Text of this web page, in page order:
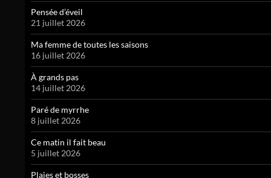
Pensée d’éveil
21 juillet 2026
Ma femme de toutes les saisons
16 juillet 2026
À grands pas
14 juillet 2026
Paré de myrrhe
8 juillet 2026
Ce matin il fait beau
5 juillet 2026
Plaies et bosses